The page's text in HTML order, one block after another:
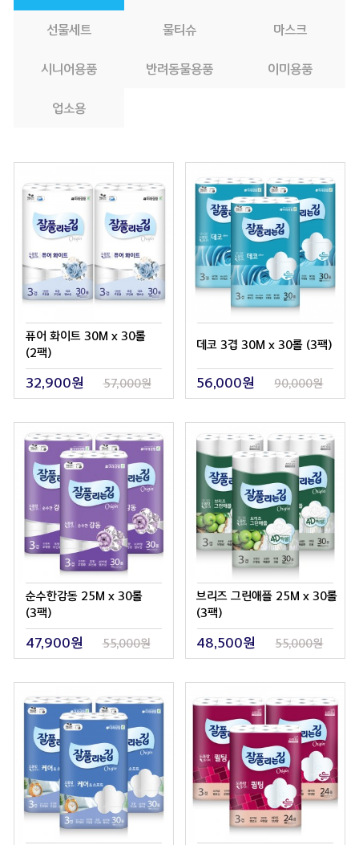
선물세트 물티슈 마스크
시니어용품 반려동물용품 이미용품
업소용
퓨어 화이트 30M x 30롤
(2팩)
32,900원 57,000원
데코 3겹 30M x 30롤 (3팩)
56,000원 90,000원
순수한감동 25M x 30롤
(3팩)
47,900원 55,000원
브리즈 그린애플 25M x 30롤
(3팩)
48,500원 55,000원